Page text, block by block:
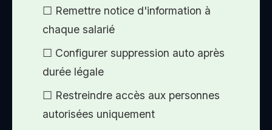
☐ Remettre notice d'information à
chaque salarié
☐ Configurer suppression auto après
durée légale
☐ Restreindre accès aux personnes
autorisées uniquement